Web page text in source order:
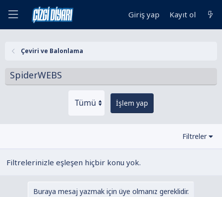
Giriş yap Kayıt ol
Çeviri ve Balonlama
SpiderWEBS
İşlem yap
Filtreler
Filtrelerinizle eşleşen hiçbir konu yok.
Buraya mesaj yazmak için üye olmanız gereklidir.